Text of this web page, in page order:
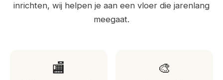
inrichten, wij helpen je aan een vloer die jarenlang
meegaat.
🏬 🎨